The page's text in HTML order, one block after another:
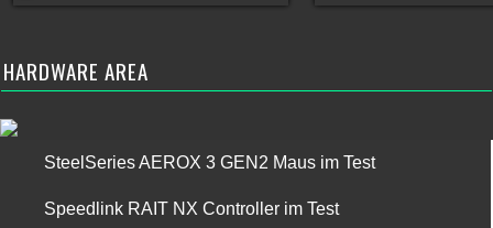
HARDWARE AREA
SteelSeries AEROX 3 GEN2 Maus im Test
Speedlink RAIT NX Controller im Test